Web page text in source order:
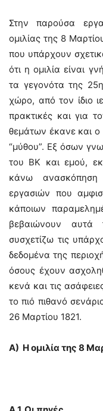
Στην παρούσα
ομιλίας της 8
που υπάρχουν
ότι η ομιλία είναι
τα γεγονότα της
χώρο, από τον ίδιο
πρακτικές και για
θεμάτων έκανε και ο
“μύθου”. Εξ όσων
του ΒΚ και εμού,
κάνω
εργασιών που
κάποιων
βεβαιώνουν
συσχετίζω τις
δεδομένα της
όσους έχουν
κενά και τις
το πιό πιθανό
26 Μαρτίου 1821.
Α) Η ομιλία της 8